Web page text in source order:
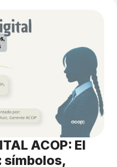
ACOP: El
símbolos,